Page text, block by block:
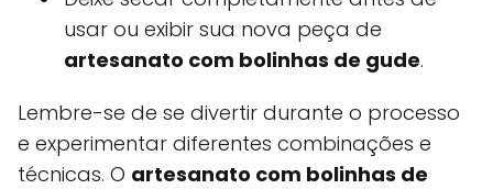
usar ou exibir sua nova peça de
artesanato com bolinhas de gude.
Lembre-se de se divertir durante o processo
e experimentar diferentes combinações e
técnicas. O artesanato com bolinhas de